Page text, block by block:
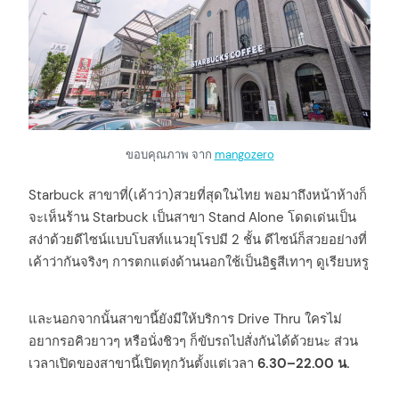
ขอบคุณภาพ จาก mangozero
Starbuck สาขาที่(เค้าว่า)สวยที่สุดในไทย พอมาถึงหน้าห้างก็
จะเห็นร้าน Starbuck เป็นสาขา Stand Alone โดดเด่นเป็น
สง่าด้วยดีไซน์แบบโบสท์แนวยุโรปมี 2 ชั้น ดีไซน์ก็สวยอย่างที่
เค้าว่ากันจริงๆ การตกแต่งด้านนอกใช้เป็นอิฐสีเทาๆ ดูเรียบหรู
และนอกจากนั้นสาขานี้ยังมีให้บริการ Drive Thru ใครไม่
อยากรอคิวยาวๆ หรือนั่งชิวๆ ก็ขับรถไปสั่งกันได้ด้วยนะ ส่วน
เวลาเปิดของสาขานี้เปิดทุกวันตั้งแต่เวลา 6.30–22.00 น.